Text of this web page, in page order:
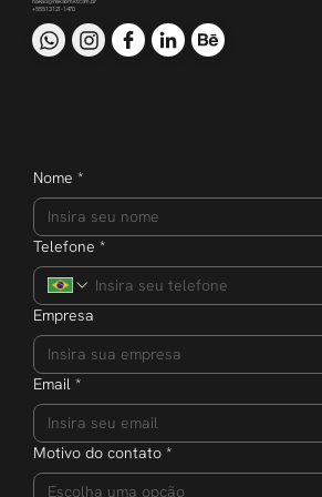
+55 51 3121-1470
Nome *
Telefone *
Empresa
Email *
Motivo do contato *